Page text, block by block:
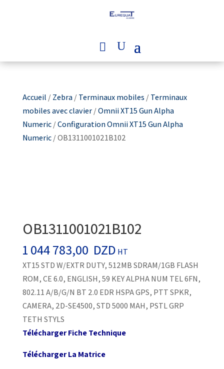
Accueil /Zebra/Terminaux mobiles /Terminaux
mobiles avec clavier/Omnii XT15 Gun Alpha
Numeric/Configuration Omnii XT15 Gun Alpha
Numeric/ OB1311001021B102
OB1311001021B102
1 044 783,00 DZD HT
XT15 STD W/EXTR DUTY, 512MB SDRAM/1GB FLASH
ROM, CE 6.0, ENGLISH, 59 KEY ALPHA NUM TEL 6FN,
802.11 A/B/G/N BT 2.0 EDR HSPA GPS, PTT SPKR,
CAMERA, 2D-SE4500, STD 5000 MAH, PSTL GRP
TETH STYLS
Télécharger Fiche Technique
Télécharger La Matrice